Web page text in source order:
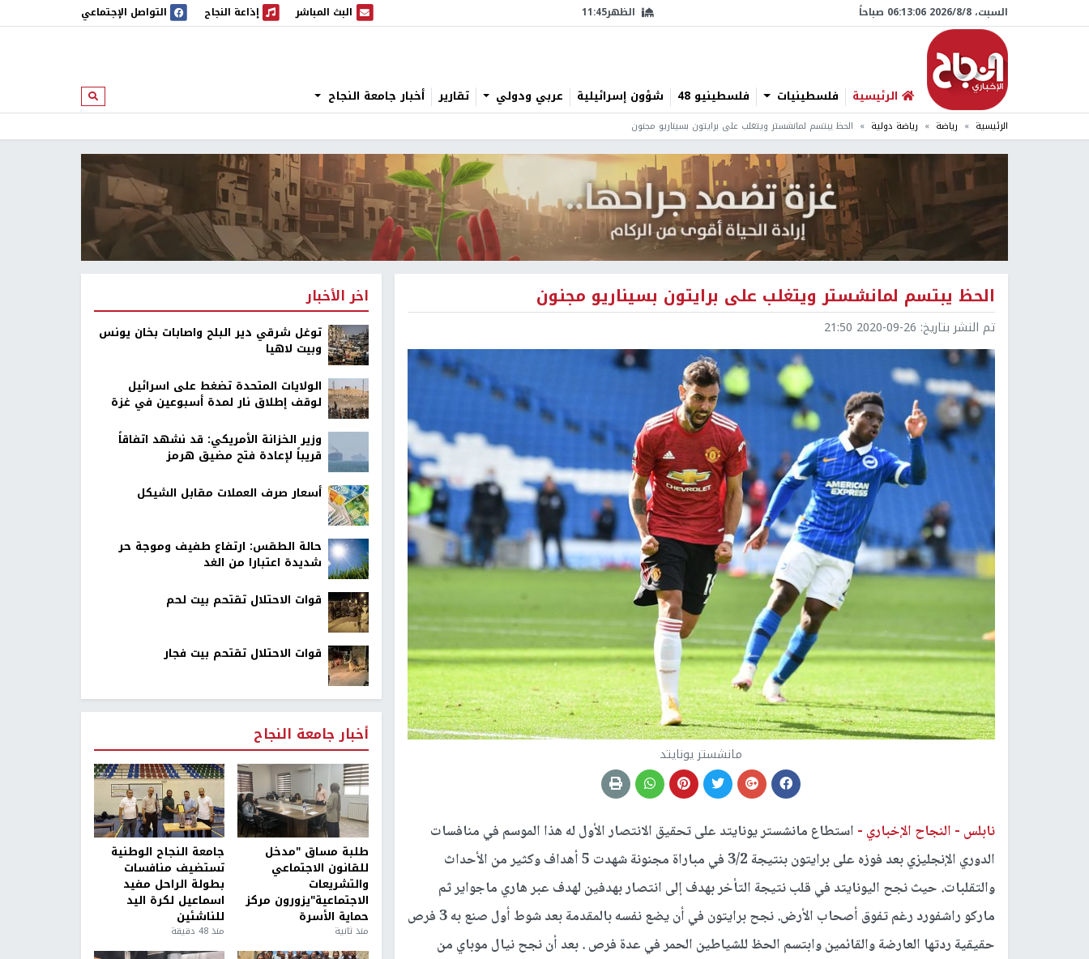
السبت، 8/‏8/‏2026 06:13:07 صباحاً الظهر11:45 البث المباشر
البث المباشر إذاعة النجاح
إذاعة النجاح التواصل الإجتماعي
الرئيسية فلسطينيات فلسطينيو 48 شؤون إسرائيلية عربي ودولي تقارير أخبار جامعة النجاح ابحث
الرئيسية رياضة رياضة دولية الحظ يبتسم لمانشستر ويتغلب على برايتون بسيناريو مجنون
الحظ يبتسم لمانشستر ويتغلب على برايتون بسيناريو مجنون
تم النشر بتاريخ: 2020-09-26 21:50
مانشستر يونايتد
نابلس - النجاح الإخباري - استطاع مانشستر يونايتد على تحقيق الانتصار الأول له هذا الموسم في منافسات
الدوري الإنجليزي بعد فوزه على برايتون بنتيجة 3/2 في مباراة مجنونة شهدت 5 أهداف وكثير من الأحداث
والتقلبات. حيث نجح اليونايتد في قلب نتيجة التأخر بهدف إلى انتصار بهدفين لهدف عبر هاري ماجواير ثم
ماركو راشفورد رغم تفوق أصحاب الأرض. نجح برايتون في أن يضع نفسه بالمقدمة بعد شوط أول صنع به 3 فرص
حقيقية ردتها العارضة والقائمين وابتسم الحظ للشياطين الحمر في عدة فرص . بعد أن نجح نيال موباي من
اخر الأخبار
توغل شرقي دير البلح واصابات بخان يونس
وبيت لاهيا
الولايات المتحدة تضغط على اسرائيل
لوقف إطلاق نار لمدة أسبوعين في غزة
وزير الخزانة الأمريكي: قد نشهد اتفاقاً
قريباً لإعادة فتح مضيق هرمز
أسعار صرف العملات مقابل الشيكل
حالة الطقس: ارتفاع طفيف وموجة حر
شديدة اعتبارا من الغد
قوات الاحتلال تقتحم بيت لحم
قوات الاحتلال تقتحم بيت فجار
أخبار جامعة النجاح
طلبة مساق "مدخل
للقانون الاجتماعي
والتشريعات
الاجتماعية"يزورون مركز
حماية الأسرة
منذ ثانية
جامعة النجاح الوطنية
تستضيف منافسات
بطولة الراحل مفيد
اسماعيل لكرة اليد
للناشئين
منذ 48 دقيقة